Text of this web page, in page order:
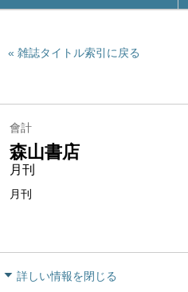
雑誌タイトル索引に戻る
會計
森山書店
月刊
月刊
詳しい情報を閉じる